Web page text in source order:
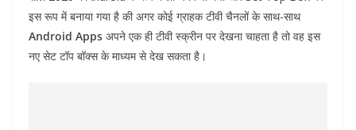
इस रूप में बनाया गया है की अगर कोई ग्राहक टीवी चैनलों के साथ-साथ
Android Apps अपने एक ही टीवी स्क्रीन पर देखना चाहता है तो वह इस
नए सेट टॉप बॉक्स के माध्यम से देख सकता है।